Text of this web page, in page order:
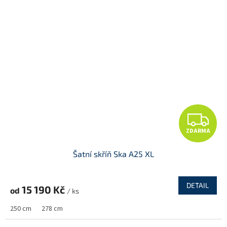
Z
D
R
ZDARMA
Šatní skříň Ska A25 XL
od 15 190 Kč / ks
DETAIL
250 cm 278 cm